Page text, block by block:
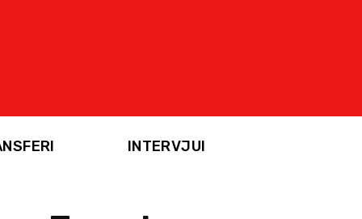
INTERVJUI